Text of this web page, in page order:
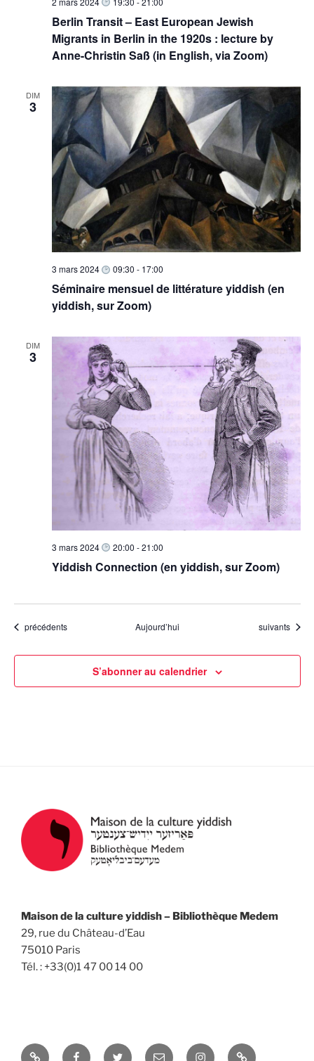
Berlin Transit – East European Jewish
Migrants in Berlin in the 1920s : lecture by
Anne-Christin Saß (in English, via Zoom)
DIM
3
Séminaire mensuel de littérature yiddish (en
yiddish, sur Zoom)
3 mars 2024 09:30 - 17:00
DIM
3
Yiddish Connection (en yiddish, sur Zoom)
3 mars 2024 20:00 -21:00
Évènements
précédents Aujourd’hui Évènements
suivants
S’abonner au calendrier
Maison de la culture yiddish – Bibliothèque Medem
29, rue du Château-d’Eau
75010 Paris
Tél. : +33(0)1 47 00 14 00
Yelp FacebookTwitter Email InstagramUniversité